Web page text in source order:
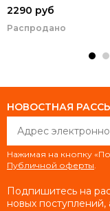
Electric Grinder Set
2290 руб
Распродано
НОВОСТНАЯ
Нажимая на кнопку
Публичной оферты.
Подпишитесь на
новых поступлений,